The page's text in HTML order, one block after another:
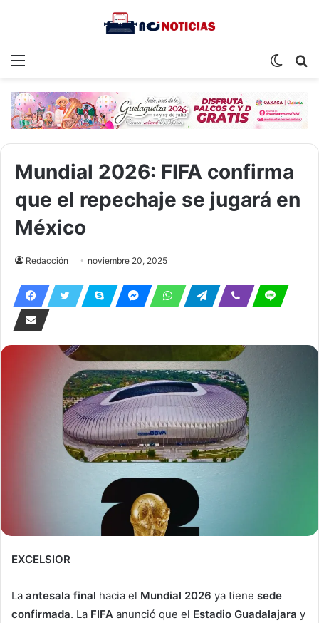
Menu
Switch
Mundial 2026: FIFA confirma
que el repechaje se jugará en
México
Redacción noviembre 20, 2025
EXCELSIOR
La antesala final hacia el Mundial 2026 ya tiene sede
confirmada. La FIFA anunció que el Estadio Guadalajara y